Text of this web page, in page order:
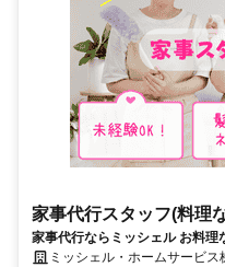
家事代行スタッフ(料理
家事代行ならミッシェル お料
上 担当制で無理なく働ける◎週
ミッシェル・ホームサービ